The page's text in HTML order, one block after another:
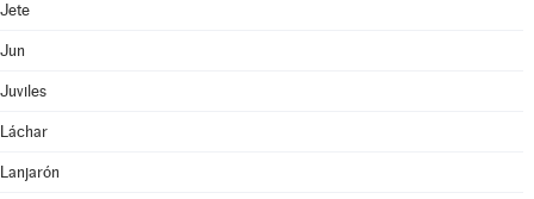
Jete
Jun
Juviles
Láchar
Lanjarón